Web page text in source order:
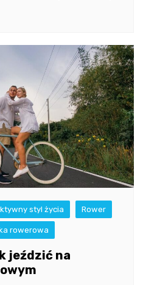
styl życia Rower
rowerowa
jeździć na